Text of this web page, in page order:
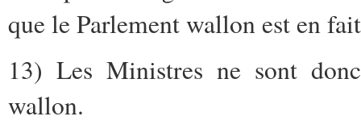
que le Parlement wallon est en
13) Les Ministres ne sont
wallon.